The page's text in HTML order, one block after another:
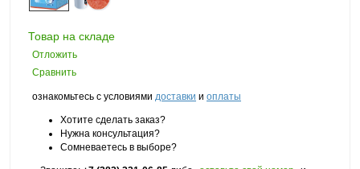
Товар на складе
Отложить
Сравнить
ознакомьтесь с условиями доставки и оплаты
Хотите сделать заказ?
Нужна консультация?
Сомневаетесь в выборе?